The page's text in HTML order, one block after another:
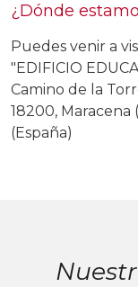
¿Dónde
Puedes venir a
"EDIFICIO
Camino de la
18200, Maracena
(España)